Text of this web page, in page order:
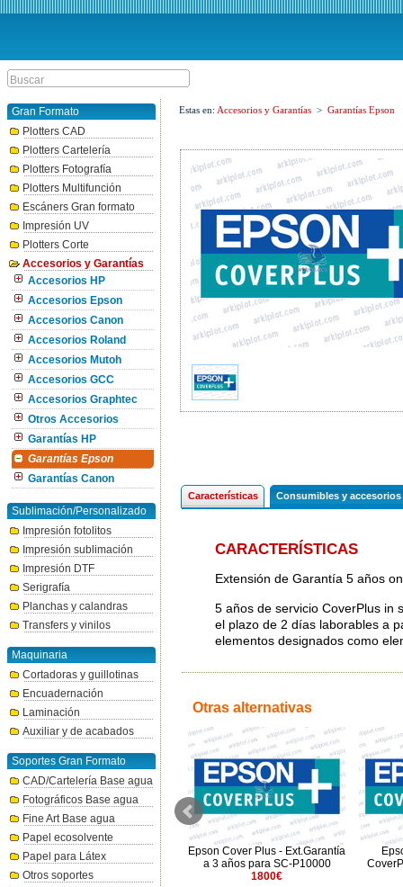
Gran Formato
Plotters CAD
Plotters Cartelería
Plotters Fotografía
Plotters Multifunción
Escáners Gran formato
Impresión UV
Plotters Corte
Accesorios y Garantías
Accesorios HP
Accesorios Epson
Accesorios Canon
Accesorios Roland
Accesorios Mutoh
Accesorios GCC
Accesorios Graphtec
Otros Accesorios
Garantías HP
Garantías Epson
Garantías Canon
Sublimación/Personalizado
Impresión fotolitos
Impresión sublimación
Impresión DTF
Serigrafía
Planchas y calandras
Transfers y vinilos
Maquinaria
Cortadoras y guillotinas
Encuadernación
Laminación
Auxiliar y de acabados
Soportes Gran Formato
CAD/Cartelería Base agua
Fotográficos Base agua
Fine Art Base agua
Papel ecosolvente
Papel para Látex
Otros soportes
Estas en: Accesorios y Garantías > Garantías Epson
Características Consumibles y accesorios
CARACTERÍSTICAS
Extensión de Garantía 5 años
5 años de servicio CoverPlus in
el plazo de 2 días laborables a
elementos designados como
Otras alternativas
Epson Cover Plus - Ext.Garantía
a 3 años para SC-P20500
2100€
Epson Cover Plus - Ext.Garantía
a 3 años para SC-P10000
1800€